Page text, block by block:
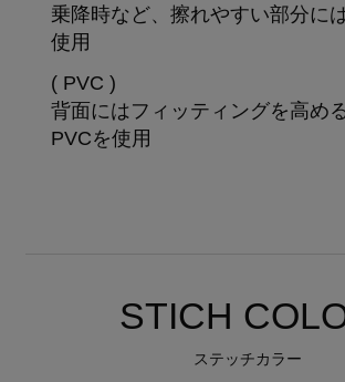
乗降時など、擦れやすい部分に
使用
( PVC )
背面にはフィッティングを高める
PVCを使用
STICH
ステッチカラー